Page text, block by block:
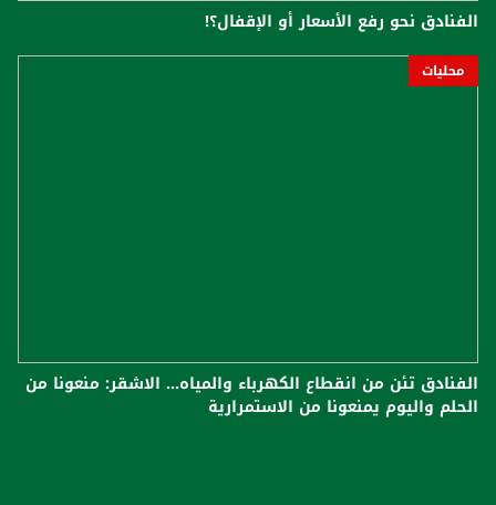
الفنادق نحو رفع الأسعار أو الإقفال؟!
محليات
الفنادق تئن من انقطاع الكهرباء والمياه... الاشقر: منعونا من
الحلم واليوم يمنعونا من الاستمرارية